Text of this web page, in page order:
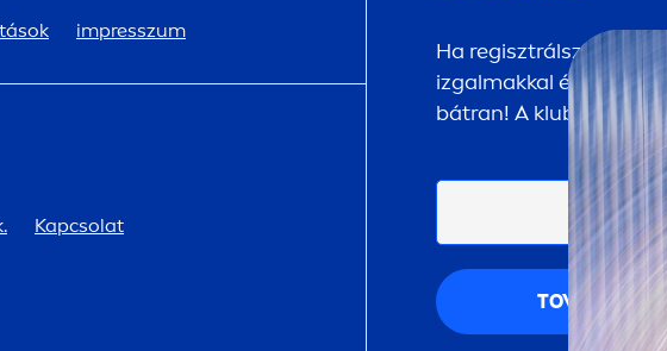
impresszum
Kapcsolat
Ha regisztrálsz a
izgalmakkal és
bátran! A klubtagság
TOVÁBB